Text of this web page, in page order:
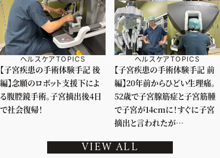
ヘルスケアTOPICS
【子宮疾患の手術体験手記 後
編】念願のロボット支援下によ
る腹腔鏡手術。子宮摘出後4日
で社会復帰！
ヘルスケアTOPICS
【子宮疾患の手術体験手記 前
編】20年前からひどい生理痛。
52歳で子宮腺筋症と子宮筋腫
で子宮が14cmに！すぐに子宮
摘出と言われたが…
VIEW ALL